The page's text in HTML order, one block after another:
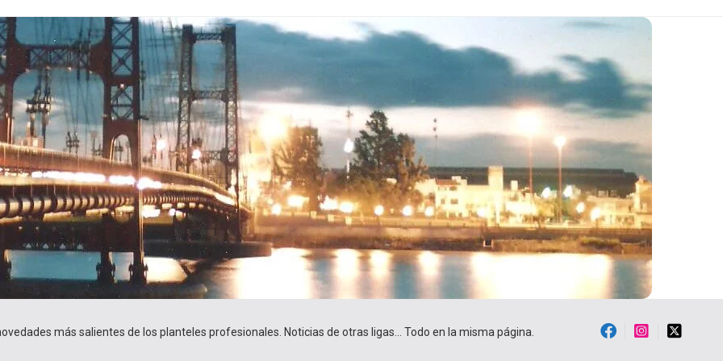
más salientes de los planteles profesionales. Noticias de otras ligas… Todo en la misma página.